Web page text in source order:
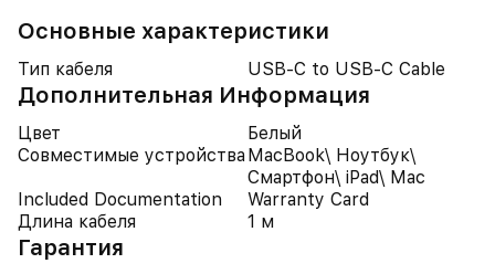
Основные характеристики
Тип кабеля USB-C to USB-C Cable
Дополнительная Информация
Цвет
Белый
Совместимые устройства MacBook\ Ноутбук\
Смартфон\ iPad\ Mac
Included Documentation
Warranty Card
Длина кабеля
1 м
Гарантия